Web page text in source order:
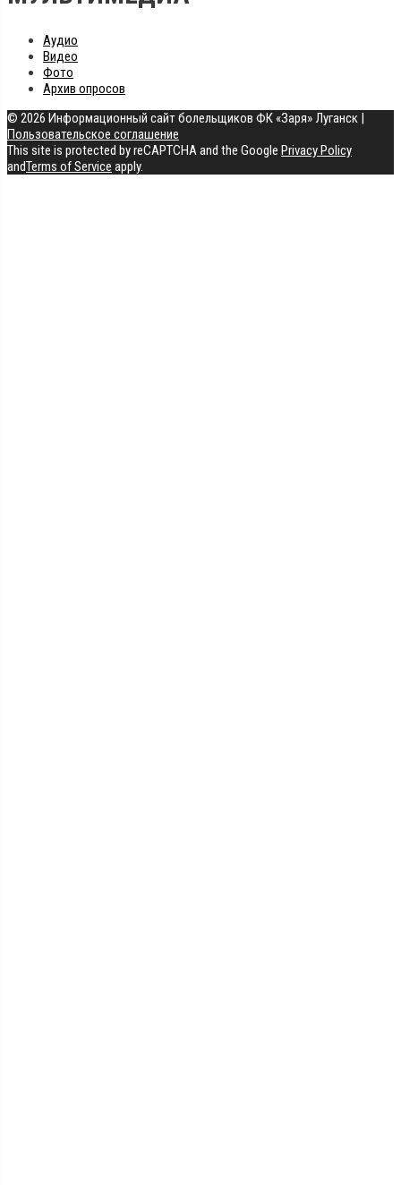
Аудио
Видео
Фото
Архив опросов
© 2026 Информационный сайт болельщиков ФК «Заря» Луганск |
Пользовательское соглашение
This site is protected by reCAPTCHA and the Google Privacy Policy
andTerms of Service apply.